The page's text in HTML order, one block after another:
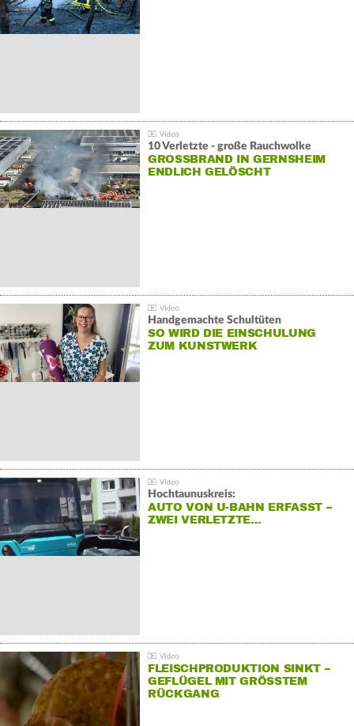
10 Verletzte - große Rauchwolke
GROSSBRAND IN GERNSHEIM E
NDLICH GELÖSCHT
Handgemachte Schultüten
SO WIRD DIE EINSCHULUNG
ZUM KUNSTWERK
Hochtaunuskreis:
AUTO VON U-BAHN ERFASST –
ZWEI VERLETZTE…
FLEISCHPRODUKTION SINKT –
GEFLÜGEL MIT GRÖSSTEM R
ÜCKGANG